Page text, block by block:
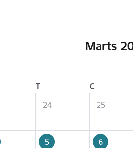
Marts
T C
24 25
5 6